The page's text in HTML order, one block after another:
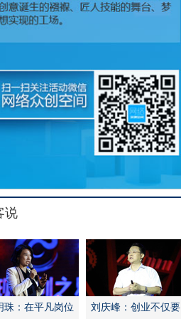
说
珠：在平凡岗位 刘庆峰：创业不仅要